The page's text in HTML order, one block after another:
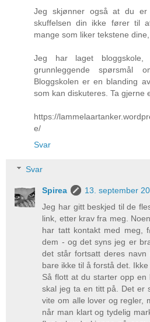
Jeg skjønner også at du
skuffelsen din ikke fører til
mange som liker tekstene
Jeg har laget
grunnleggende spørsmål
Bloggskolen er en blanding
som kan diskuteres. Ta gjerne
https://
e/
Svar
Svar
Spirea
13. september
Jeg har gitt beskjed til de
link, etter krav fra meg.
har tatt kontakt med meg,
dem - og det syns jeg er
det står fortsatt deres
bare ikke til å forstå det. Ikke
Så flott at du starter opp en
skal jeg ta en titt på. Det er
vite om alle lover og regler,
når man klart og tydelig